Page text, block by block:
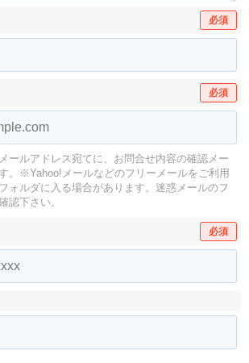
必須
必須
ールアドレス宛てに、お問合せ内容の確認メー
。
※Yahoo!メールなどのフリーメールをご利用
ォルダに入る場合があります。 迷惑メールのフ
認下さい。
必須